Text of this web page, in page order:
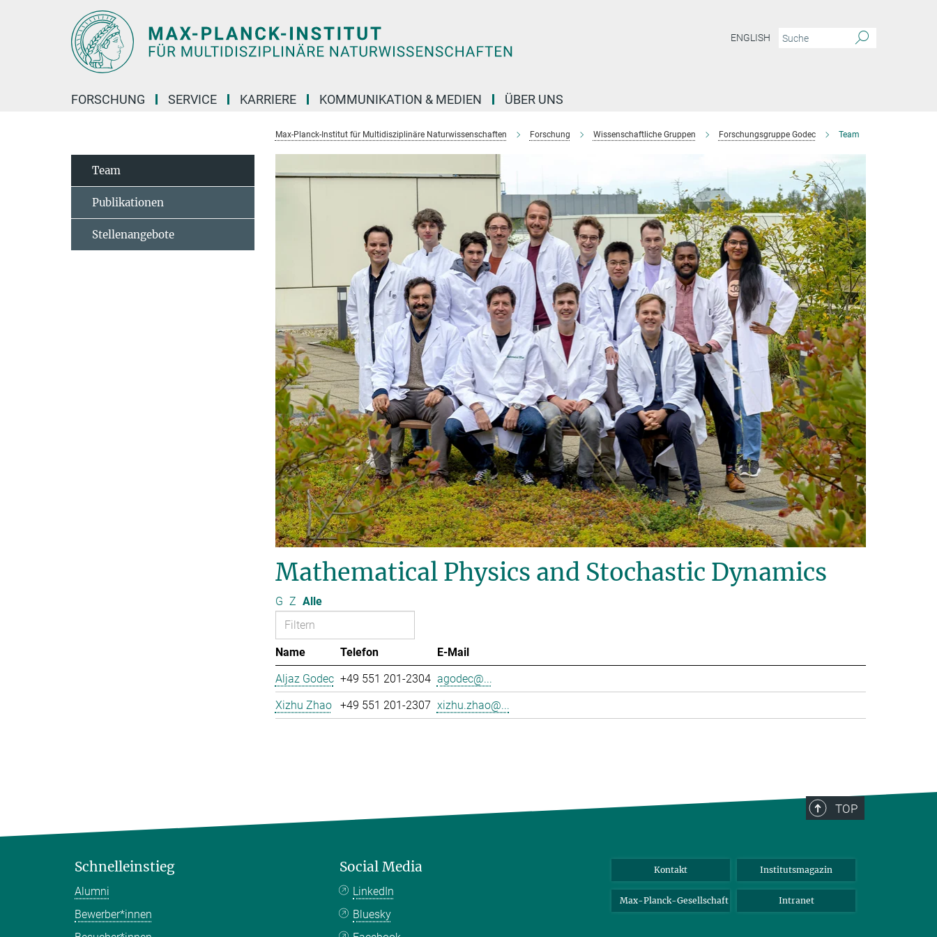
ENGLISH
FORSCHUNG SERVICE KARRIERE KOMMUNIKATION & MEDIEN ÜBER UNS
Max-Planck-Institut für Multidisziplinäre Naturwissenschaften Forschung Wissenschaftliche Gruppen Forschungsgruppe Godec Team
Mathematical Physics and Stochastic Dynamics
G Z Alle
Name Telefon
E-Mail
Aljaz Godec +49 551 201-2304 agodec@...
Xizhu Zhao
+49 551 201-2307 xizhu.zhao@...
Team
Publikationen
Stellenangebote
TOP
Schnelleinstieg
Alumni
Bewerber*innen
Social Media
LinkedIn
Bluesky
Kontakt Institutsmagazin
Max-Planck-Gesellschaft Intranet